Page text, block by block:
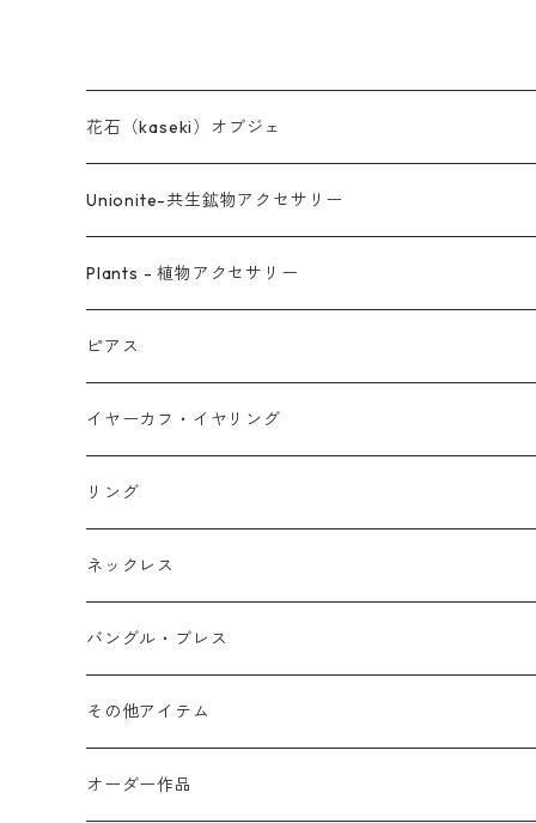
花石（kaseki）オブジェ
Unionite-共生鉱物アクセサリー
ピアス
ネックレス
イヤーカフ
イヤリング
Plants - 植物アクセサリー
ピアス
ネックレス
リング
ブレス
オブジェ
イヤーカフ
ピアス
スタッド・一粒
フック・ぶら下がり
フープ
イヤーカフ・イヤリング
原石イヤーカフ
植物イヤーカフ
ぶら下がりイヤーカフ
2連イヤーカフ
イヤリング対応
リング
ネックレス
バングル・ブレス
ブレスレット
バングル
その他アイテム
ブローチ
オーダー作品